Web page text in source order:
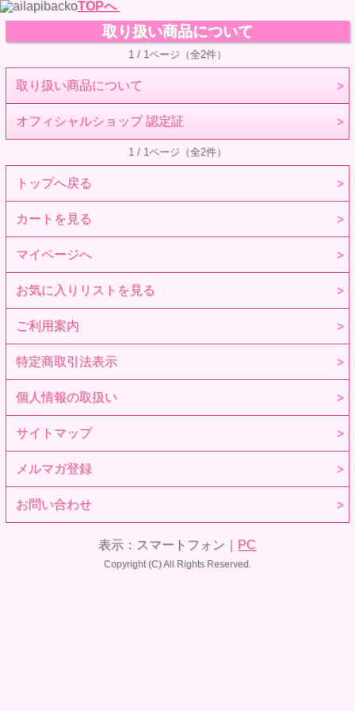
TOPへ
取り扱い商品について
1 / 1ページ（全2件）
取り扱い商品について
オフィシャルショップ 認定証
1 / 1ページ（全2件）
トップへ戻る
カートを見る
マイページへ
お気に入りリストを見る
ご利用案内
特定商取引法表示
個人情報の取扱い
サイトマップ
メルマガ登録
お問い合わせ
表示：スマートフォン｜ PC
Copyright (C) All Rights Reserved.